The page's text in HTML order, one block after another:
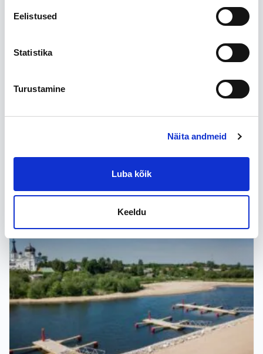
Eelistused
Statistika
Turustamine
Näita andmeid
Luba kõik
Keeldu